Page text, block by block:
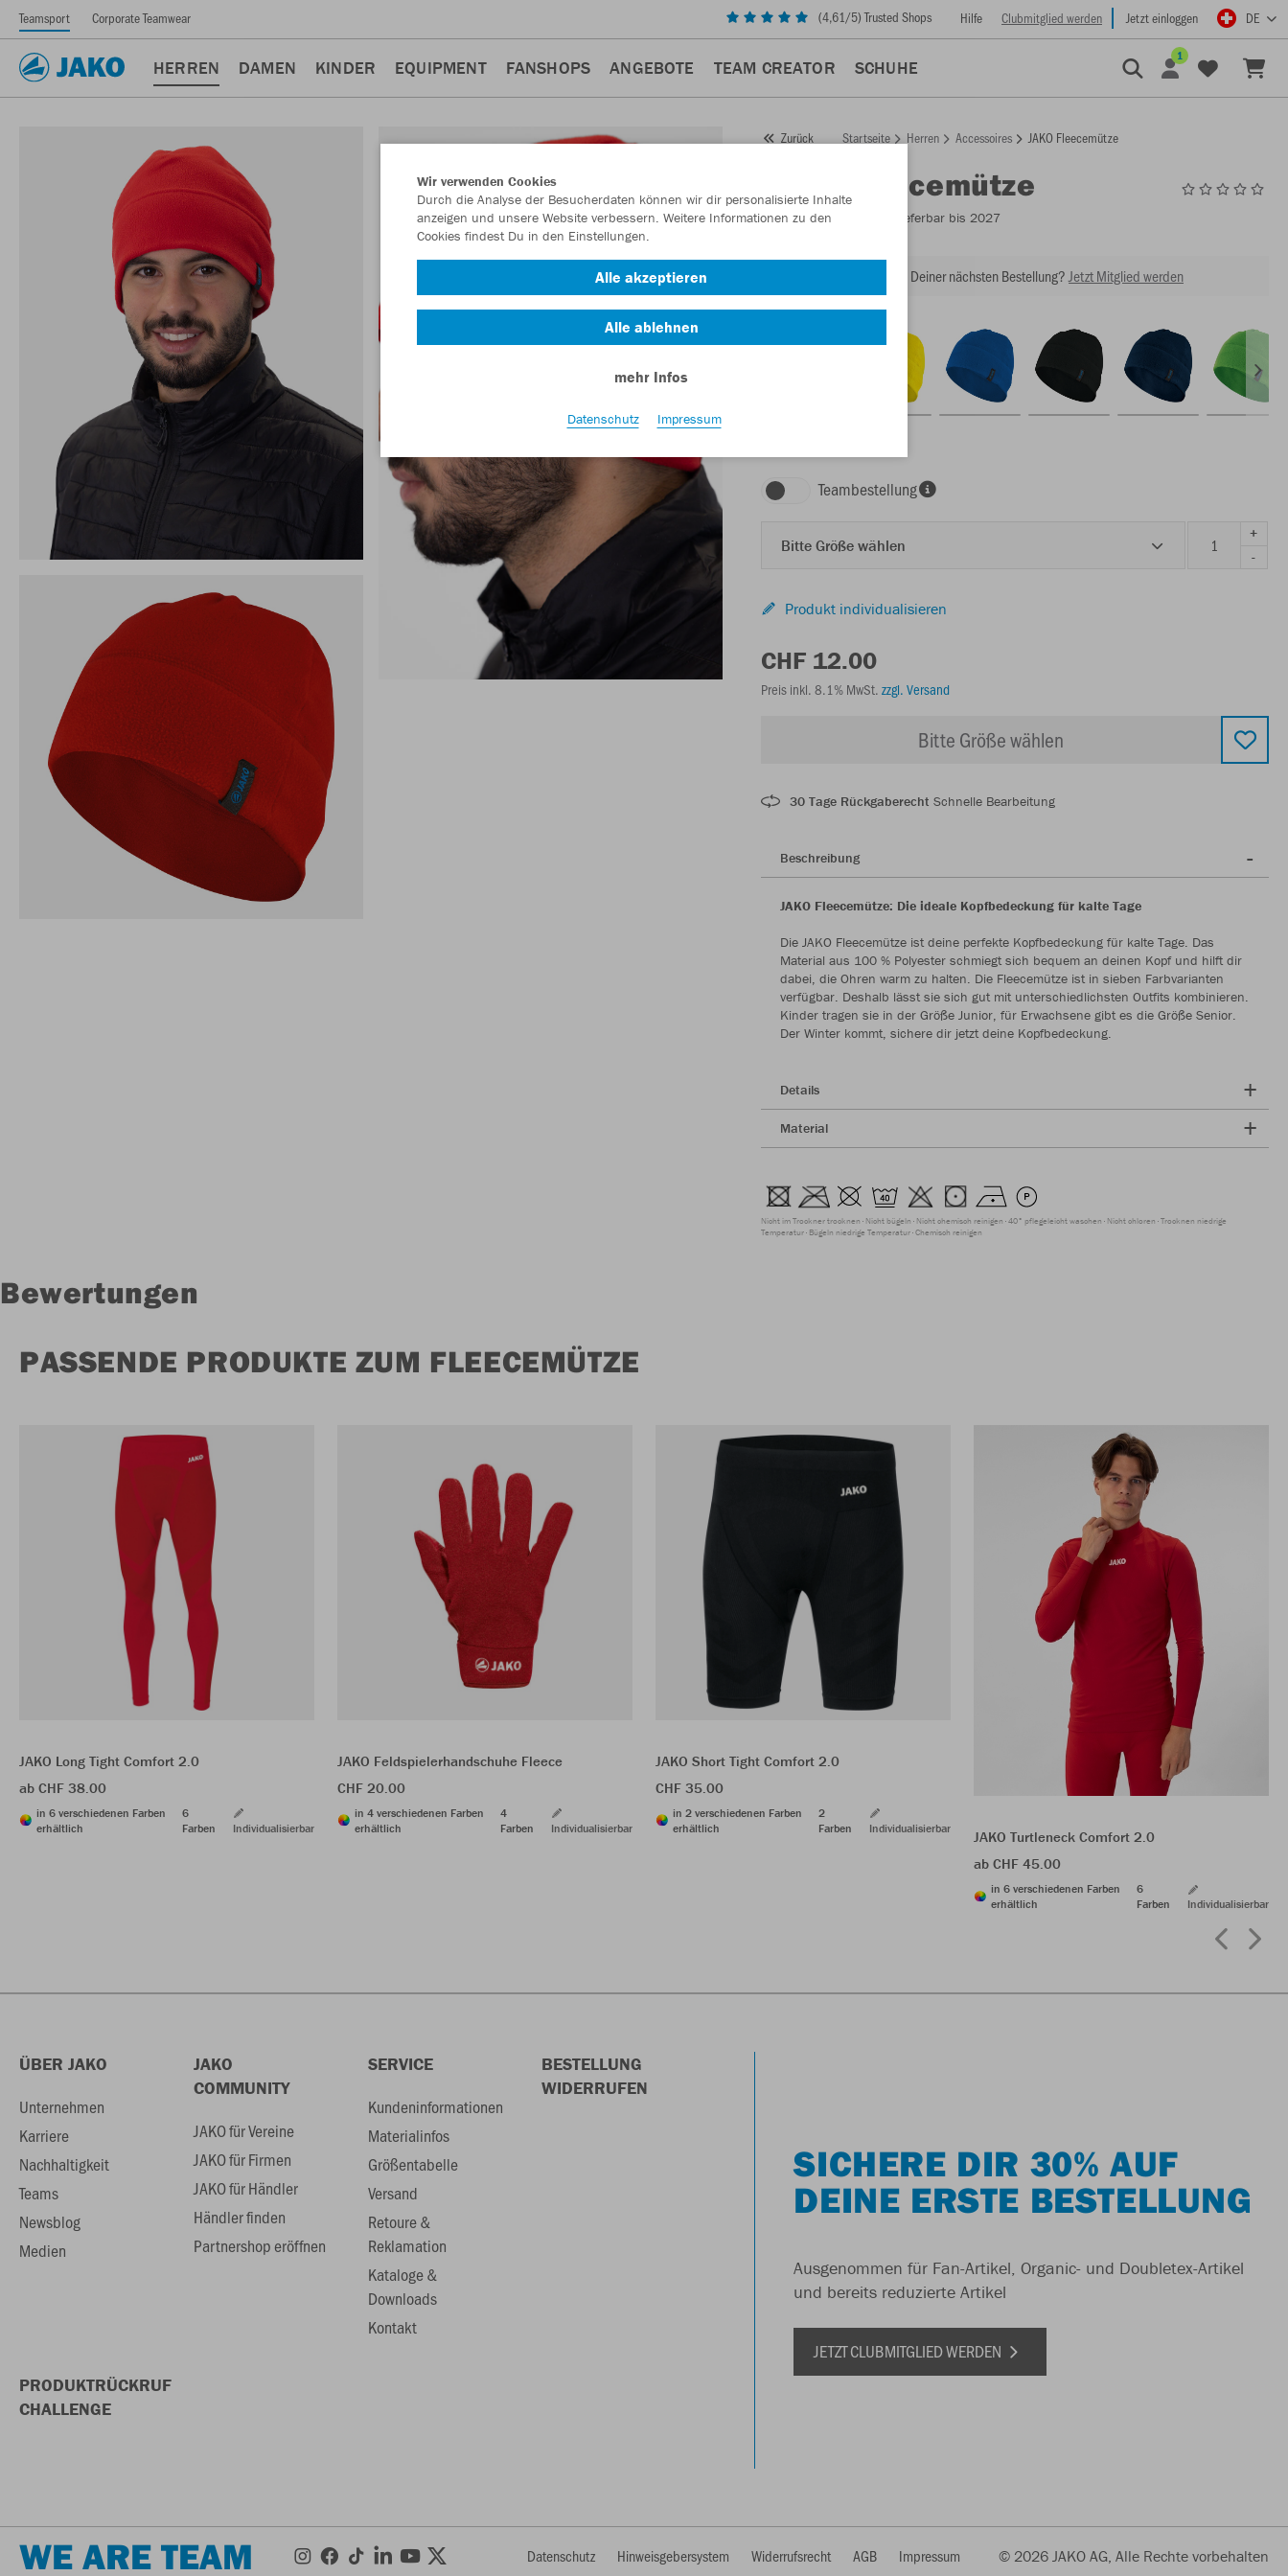
Teamsport Corporate Teamwear (4,61/5) Trusted Shops Hilfe Clubmitglied werden Jetzt einloggen DE
HERREN DAMEN KINDER EQUIPMENT FANSHOPS ANGEBOTE TEAM CREATOR SCHUHE
1
Zurück Startseite Herren Accessoires JAKO Fleecemütze
Fleecemütze
Artikelnummer: - Lieferbar bis 2027
Lust auf 30% Rabatt bei Deiner nächsten Bestellung? Jetzt Mitglied werden
Teambestellung
Bitte Größe wählen
+
-
Produkt individualisieren
CHF 12.00
Preis inkl. 8.1% MwSt. zzgl. Versand
Bitte Größe wählen
30 Tage Rückgaberecht Schnelle Bearbeitung
Beschreibung
JAKO Fleecemütze: Die ideale Kopfbedeckung für kalte Tage
Die JAKO Fleecemütze ist deine perfekte Kopfbedeckung für kalte Tage. Das
Material aus 100 % Polyester schmiegt sich bequem an deinen Kopf und hilft dir
dabei, die Ohren warm zu halten. Die Fleecemütze ist in sieben Farbvarianten
verfügbar. Deshalb lässt sie sich gut mit unterschiedlichsten Outfits kombinieren.
Kinder tragen sie in der Größe Junior, für Erwachsene gibt es die Größe Senior.
Der Winter kommt, sichere dir jetzt deine Kopfbedeckung.
Details
Material
Nicht im Trockner trocknen Nicht bügeln Nicht chemisch reinigen 40° pflegeleicht waschen Nicht chloren Trocknen niedrige
Temperatur Bügeln niedrige Temperatur Chemisch reinigen
Bewertungen
PASSENDE PRODUKTE ZUM FLEECEMÜTZE
JAKO Long Tight Comfort 2.0
ab CHF 38.00
in 6 verschiedenen Farben
erhältlich
6
Farben
Individualisierbar
JAKO Feldspielerhandschuhe Fleece
CHF 20.00
in 4 verschiedenen Farben
erhältlich
4
Farben
Individualisierbar
JAKO Short Tight Comfort 2.0
CHF 35.00
in 2 verschiedenen Farben
erhältlich
2
Farben
Individualisierbar
JAKO Turtleneck Comfort 2.0
ab CHF 45.00
in 6 verschiedenen Farben
erhältlich
6
Farben
Individualisierbar
ÜBER JAKO
Unternehmen
Karriere
Nachhaltigkeit
Teams
Newsblog
Medien
JAKO
COMMUNITY
JAKO für Vereine
JAKO für Firmen
JAKO für Händler
Händler finden
Partnershop eröffnen
SERVICE
Kundeninformationen
Materialinfos
Größentabelle
Versand
Retoure &
Reklamation
Kataloge &
Downloads
Kontakt
BESTELLUNG
WIDERRUFEN
PRODUKTRÜCKRUF
CHALLENGE
SICHERE DIR 30% AUF
DEINE ERSTE BESTELLUNG
Ausgenommen für Fan-Artikel, Organic- und Doubletex-Artikel
und bereits reduzierte Artikel
JETZT CLUBMITGLIED WERDEN
WE ARE TEAM Datenschutz Hinweisgebersystem Widerrufsrecht AGB Impressum © 2026 JAKO AG, Alle Rechte vorbehalten
Wir verwenden Cookies
Durch die Analyse der Besucherdaten können wir dir personalisierte Inhalte
anzeigen und unsere Website verbessern. Weitere Informationen zu den
Cookies findest Du in den Einstellungen.
Alle akzeptieren
Alle ablehnen
mehr Infos
Datenschutz Impressum